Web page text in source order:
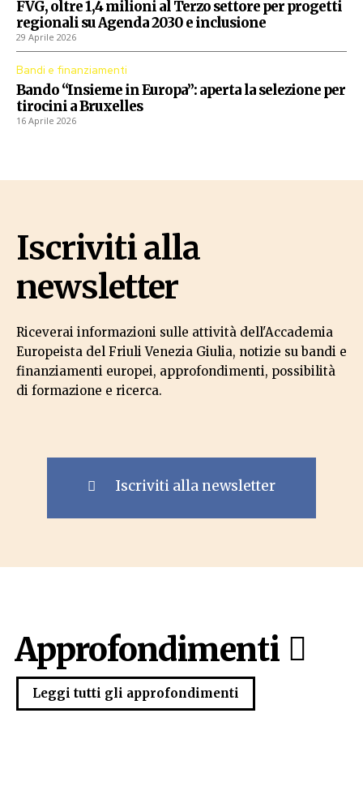
FVG, oltre 1,4 milioni al Terzo settore per progetti
regionali su Agenda 2030 e inclusione
29 Aprile 2026
Bandi e finanziamenti
Bando “Insieme in Europa”: aperta la selezione per
tirocini a Bruxelles
16 Aprile 2026
Iscriviti alla
newsletter
Riceverai informazioni sulle attività dell'Accademia
Europeista del Friuli Venezia Giulia, notizie su bandi e
finanziamenti europei, approfondimenti, possibilità
di formazione e ricerca.
Iscriviti alla newsletter
Approfondimenti
Leggi tutti gli approfondimenti